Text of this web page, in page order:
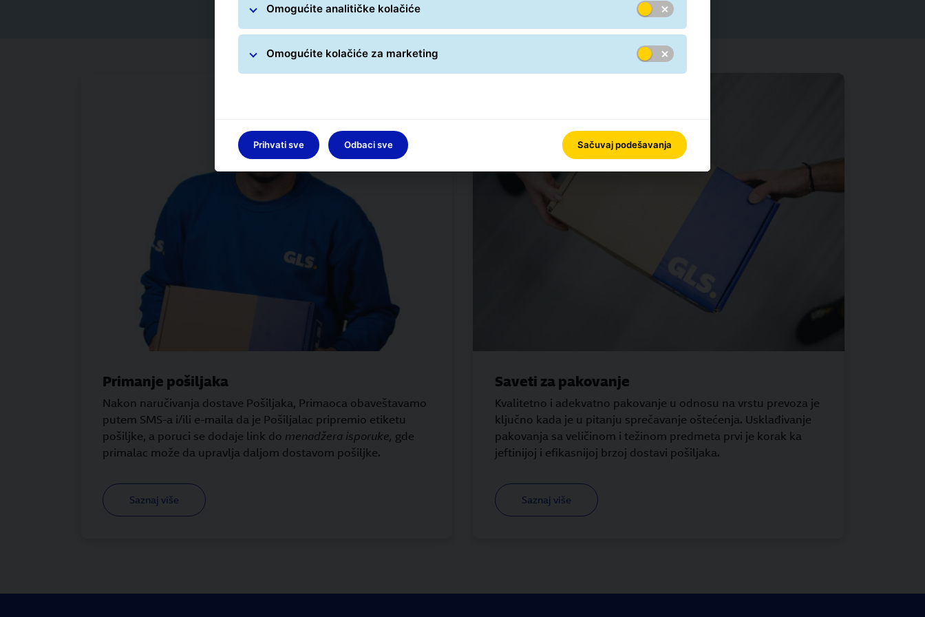
Primanje pošiljaka
Nakon naručivanja dostave Pošiljaka, Primaoca obaveštavamo
putem SMS-a i/ili e-maila da je Pošiljalac pripremio etiketu
pošiljke, a poruci se dodaje link do menadžera isporuke, gde
primalac može da upravlja daljom dostavom pošiljke.
Saznaj više
Saveti za pakovanje
Kvalitetno i adekvatno pakovanje u odnosu na vrstu prevoza je
ključno kada je u pitanju sprečavanje oštećenja. Usklađivanje
pakovanja sa veličinom i težinom predmeta prvi je korak ka
jeftinijoj i efikasnijoj brzoj dostavi pošiljaka.
Saznaj više
Omogućite analitičke kolačiće
Omogućite kolačiće za marketing
Prihvati sve Odbaci sve Sačuvaj podešavanja